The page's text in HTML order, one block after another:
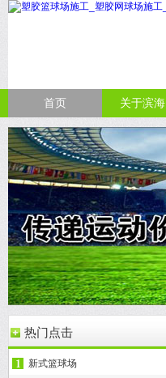
首页 关于滨海
热门点击
新式篮球场